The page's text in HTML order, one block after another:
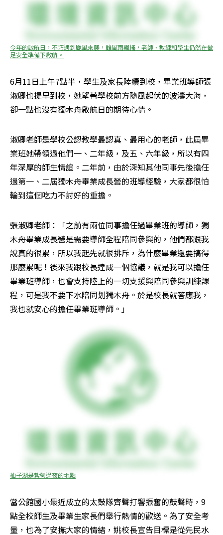
今年的啟航日，不巧遇到颱風來襲，雖風雨飄搖，老師、教練和學生仍然在做
足安全準備下啟航。
6月11日上午7點半，學生及家長陸續到校，畢業班導師張
淑卿也提早到校，她望著學校前方隨風起伏的波濤大海，
卻一點也沒有獨木舟啟航日的期待心情。
淑卿老師是學校公認教學最認真、最用心的老師，此屆畢
業班她帶領過他們一、二年級，及五、六年級，所以有四
年深厚的師生情誼。二年前，由於深知其他同事先後擔任
過第一、二屆獨木舟畢業成長營的班導經驗，大家都很怕
輪到這個吃力不討好的重擔。
張淑卿老師：「之前有兩位同事擔任過畢業班的導師，獨
木舟畢業成長營是需要導師全程陪同參與的，他們都跟我
說真的很累，所以我起先就很排斥，為什麼畢業還要搞得
那麼累呢！後來我跟校長達成一個協議，就是我可以擔任
畢業班導師，也會支持陸上的一切支援與陪同參與訓練課
程，可是我不要下水陪同划獨木舟。於是校長就答應我，
我也就安心的擔任畢業班導師。」
柚子湖是紮營過夜的地點
當公館國小最近成立的太鼓隊齊聲打響振奮的鼓聲時，9
點全校師生及畢業生家長們舉行熱情的歡送。為了安全考
量，也為了安撫大家的情緒，姚校長宣告目標是從先民水